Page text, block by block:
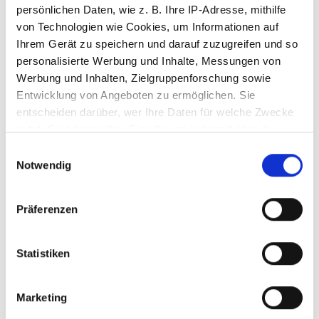
persönlichen Daten, wie z. B. Ihre IP-Adresse, mithilfe
von Technologien wie Cookies, um Informationen auf
Ihrem Gerät zu speichern und darauf zuzugreifen und so
personalisierte Werbung und Inhalte, Messungen von
Werbung und Inhalten, Zielgruppenforschung sowie
Entwicklung von Angeboten zu ermöglichen. Sie
entscheiden darüber, wer Ihre Daten für welche Zwecke
nutzt. Sie können Ihre Einwilligung jederzeit über die
Trigger Symbol ändern oder widerrufen
Informationen über Ihre geografische Lage
können
bestimmten Merkmalen (Fingerprinting) identifizieren
Erfahren Sie mehr darüber, wie Ihre persönlichen Daten
Notwendig
Präferenzen
Statistiken
Marketing
Magazine & Kultur
PRODUKTE FILTERN